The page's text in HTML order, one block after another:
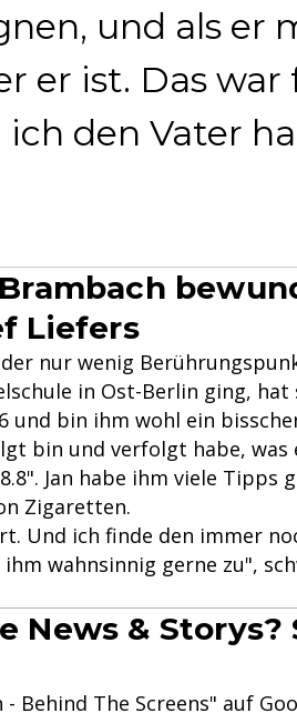
und als er
er ist. Das war
den Vater
Liefers
nur wenig
in Ost-Berlin ging,
bin ihm wohl ein
bin und verfolgt habe, was
Jan habe ihm viele Tipps
Zigaretten.
Und ich finde den immer
wahnsinnig gerne zu",
News & Storys?
Behind The Screens" auf